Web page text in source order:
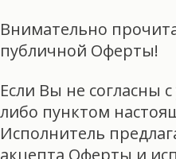
Внимательно
публичной Оферты!
Если Вы не согласны
либо пунктом
Исполнитель
акцепта Оферты и